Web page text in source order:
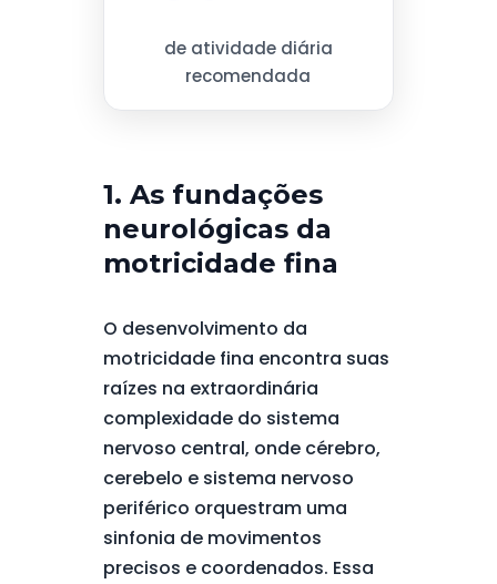
de atividade diária
recomendada
1. As fundações
neurológicas da
motricidade fina
O desenvolvimento da
motricidade fina encontra suas
raízes na extraordinária
complexidade do sistema
nervoso central, onde cérebro,
cerebelo e sistema nervoso
periférico orquestram uma
sinfonia de movimentos
precisos e coordenados. Essa